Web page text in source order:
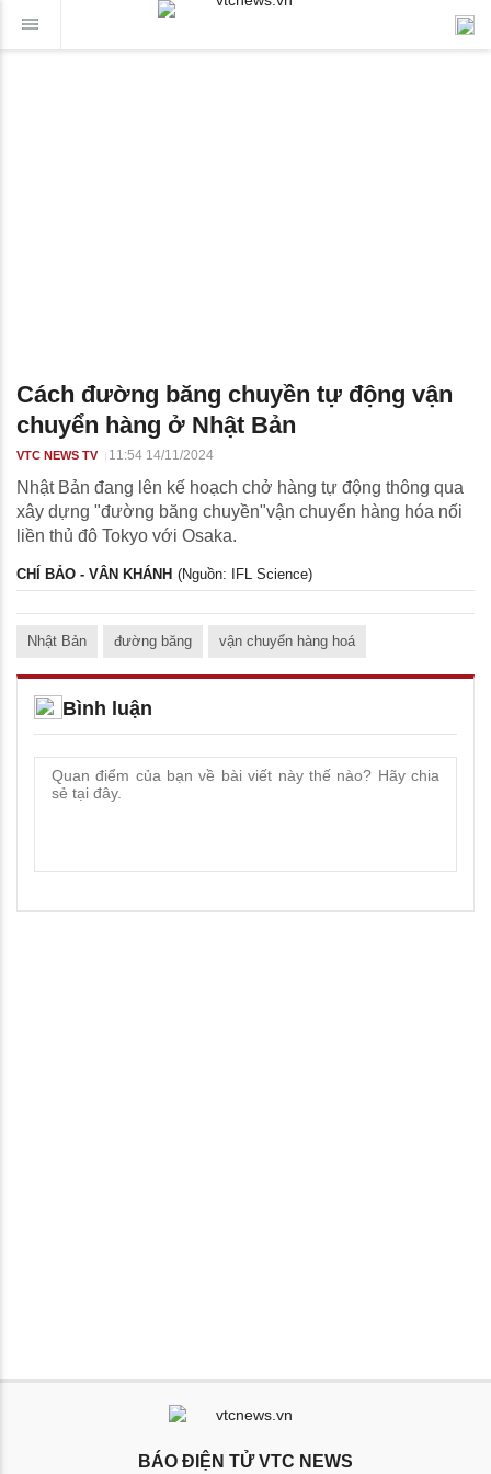
Cách đường băng chuyền tự động vận
chuyển hàng ở Nhật Bản
VTC NEWS TV 11:54 14/11/2024
Nhật Bản đang lên kế hoạch chở hàng tự động thông qua
xây dựng "đường băng chuyền"vận chuyển hàng hóa nối
liền thủ đô Tokyo với Osaka.
CHÍ BẢO - VÂN KHÁNH (Nguồn: IFL Science)
Nhật Bản đường băng vận chuyển hàng hoá
Bình luận
BÁO ĐIỆN TỬ VTC NEWS